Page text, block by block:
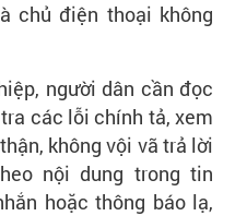
chủ điện thoại không
người dân cần đọc
các lỗi chính tả, xem
không vội vã trả lời
nội dung trong tin
hoặc thông báo lạ,